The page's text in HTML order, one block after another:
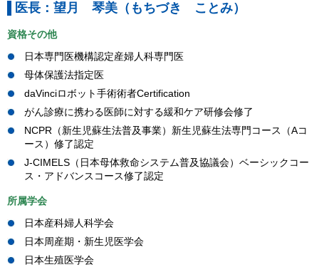
医長：望月 琴美（もちづき ことみ）
資格その他
日本専門医機構認定産婦人科専門医
母体保護法指定医
daVinciロボット手術術者Certification
がん診療に携わる医師に対する緩和ケア研修会修了
NCPR（新生児蘇生法普及事業）新生児蘇生法専門コース（Aコ
ース）修了認定
J-CIMELS（日本母体救命システム普及協議会）ベーシックコー
ス・アドバンスコース修了認定
所属学会
日本産科婦人科学会
日本周産期・新生児医学会
日本生殖医学会